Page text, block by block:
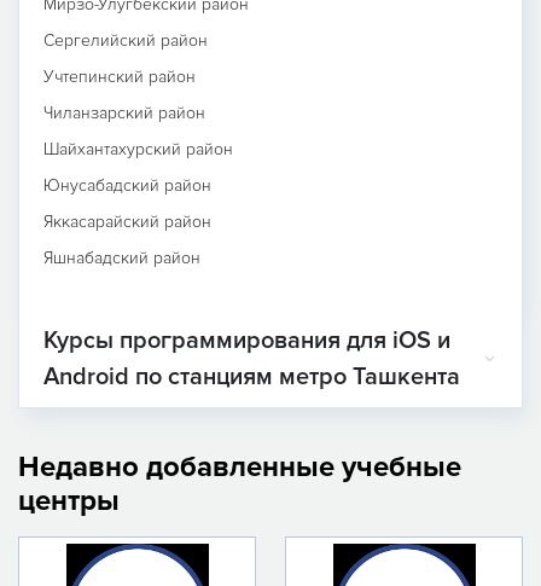
Сергелийский район
Учтепинский район
Чиланзарский район
Шайхантахурский район
Юнусабадский район
Яккасарайский район
Яшнабадский район
Курсы программирования для iOS и
Android по станциям метро Ташкента
Недавно добавленные учебные
центры